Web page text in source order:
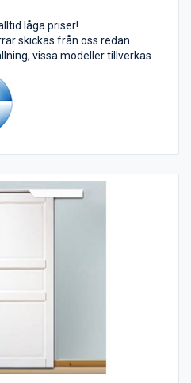
låga priser!
skickas från oss redan
vissa modeller tillverkas
från oss...